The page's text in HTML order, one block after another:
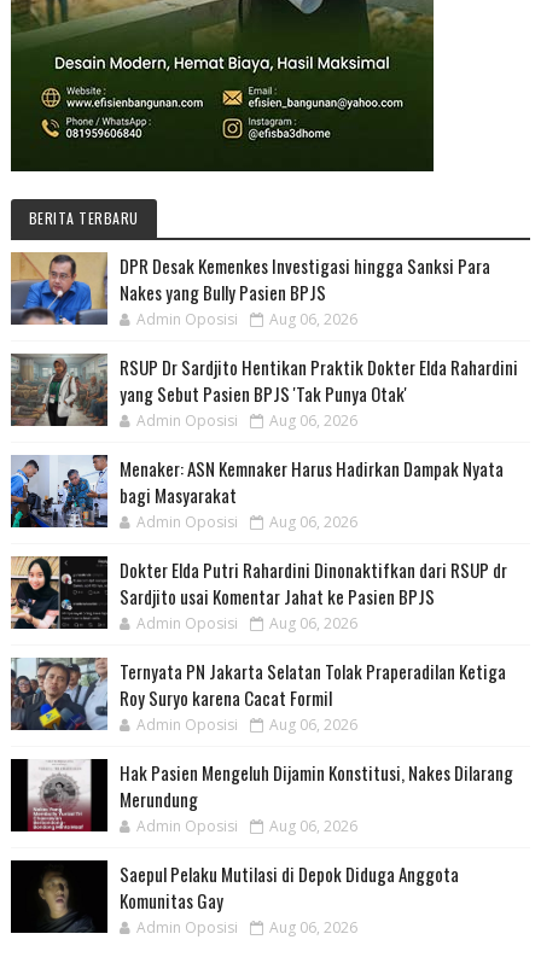
BERITA TERBARU
DPR Desak Kemenkes Investigasi hingga Sanksi Para
Nakes yang Bully Pasien BPJS
Admin Oposisi Aug 06, 2026
RSUP Dr Sardjito Hentikan Praktik Dokter Elda Rahardini
yang Sebut Pasien BPJS 'Tak Punya Otak'
Admin Oposisi Aug 06, 2026
Menaker: ASN Kemnaker Harus Hadirkan Dampak Nyata
bagi Masyarakat
Admin Oposisi Aug 06, 2026
Dokter Elda Putri Rahardini Dinonaktifkan dari RSUP dr
Sardjito usai Komentar Jahat ke Pasien BPJS
Admin Oposisi Aug 06, 2026
Ternyata PN Jakarta Selatan Tolak Praperadilan Ketiga
Roy Suryo karena Cacat Formil
Admin Oposisi Aug 06, 2026
Hak Pasien Mengeluh Dijamin Konstitusi, Nakes Dilarang
Merundung
Admin Oposisi Aug 06, 2026
Saepul Pelaku Mutilasi di Depok Diduga Anggota
Komunitas Gay
Admin Oposisi Aug 06, 2026